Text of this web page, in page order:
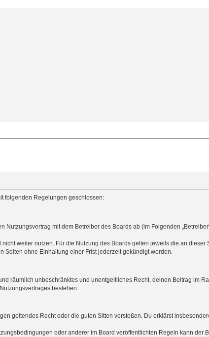
folgenden Regelungen geschlossen:
Nutzungsvertrag mit dem Betreiber des Boards ab (im Folgenden
weiter nutzen. Für die Nutzung des Boards gelten jeweils die an
Seiten ohne Einhaltung einer Frist jederzeit gekündigt werden.
räumlich unbeschränktes und unentgeltliches Recht, deinen Beitrag im
bestehen.
geltendes Recht oder die guten Sitten verstoßen. Du erklärst
oder anderer im Board veröffentlichten Regeln kann der